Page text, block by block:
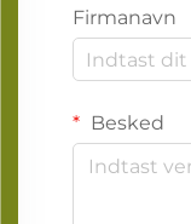
Firmanavn
Besked